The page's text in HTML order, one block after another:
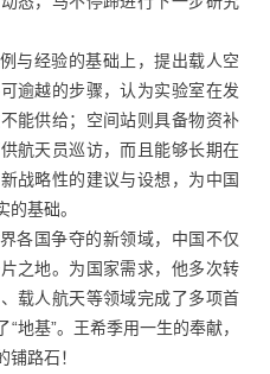
与经验的基础上，提出载人空
逾越的步骤，认为实验室在发
能供给；空间站则具备物资补
航天员巡访，而且能够长期在
战略性的建议与设想，为中国
基础。
各国争夺的新领域，中国不仅
之地。为国家需求，他多次转
载人航天等领域完成了多项首
地基”。王希季用一生的奉献，
路石！